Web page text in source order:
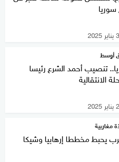
سوريا
أوسط
تنصيب أحمد الشرع رئيسا
الانتقالية
مغاربية
يحبط مخططا إرهابيا وشيكا